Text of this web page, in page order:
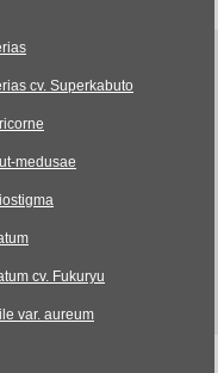
cv. Superkabuto
medusae
cv. Fukuryu
var. aureum